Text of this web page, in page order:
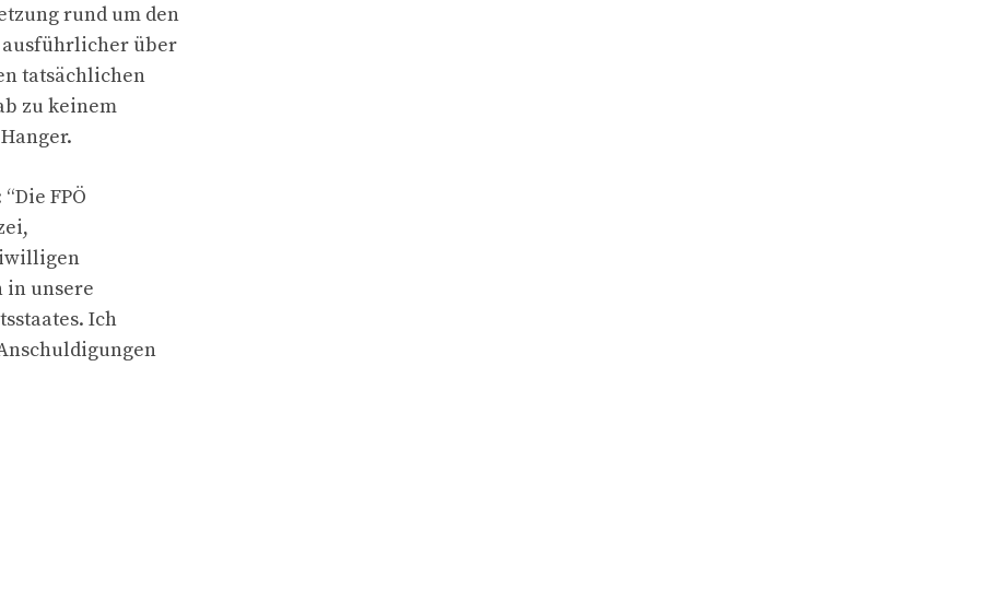
rund um den
ausführlicher über
tatsächlichen
zu keinem
FPÖ
in unsere
Ich